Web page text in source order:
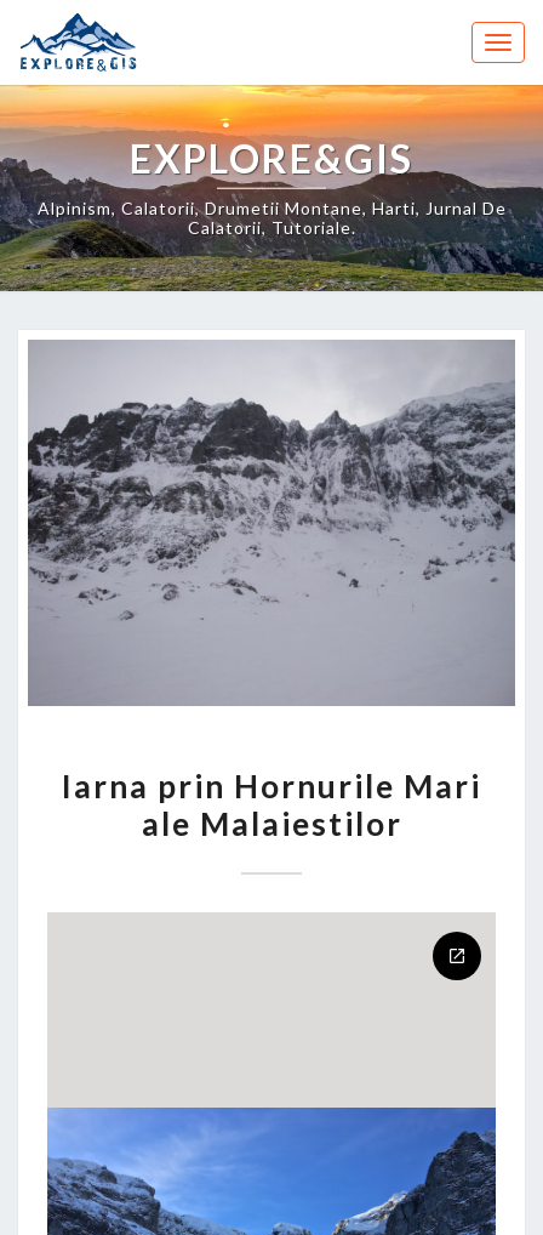
content
EXPLORE&GIS
Alpinism, Calatorii, Drumetii Montane, Harti, Jurnal De
Calatorii, Tutoriale.
PRIN
HORNURILE
Iarna prin Hornurile Mari
ale Malaiestilor